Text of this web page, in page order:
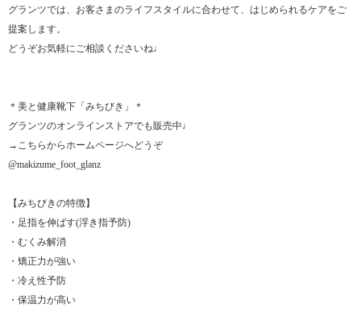
グランツでは、お客さまのライフスタイルに合わせて、はじめられるケアをご
提案します。
どうぞお気軽にご相談くださいね♩
＊美と健康靴下「みちびき」＊
グランツのオンラインストアでも販売中♩
→こちらからホームページへどうぞ
@makizume_foot_glanz
【みちびきの特徴】
・足指を伸ばす(浮き指予防)
・むくみ解消
・矯正力が強い
・冷え性予防
・保温力が高い